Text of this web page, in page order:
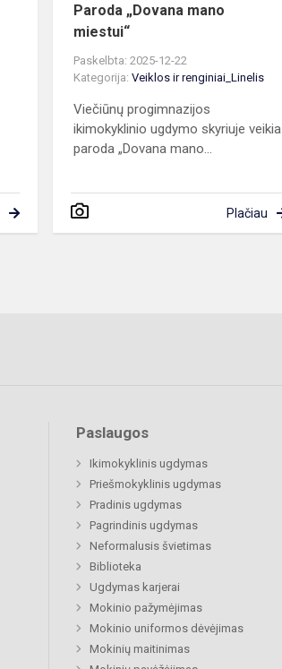
Paroda „Dovana mano
miestui“
Paskelbta: 2025-12-22
Kategorija:Veiklos ir renginiai_Linelis
Viečiūnų progimnazijos
ikimokyklinio ugdymo skyriuje veikia
paroda „Dovana mano...
Plačiau
Paslaugos
Ikimokyklinis ugdymas
Priešmokyklinis ugdymas
Pradinis ugdymas
Pagrindinis ugdymas
Neformalusis švietimas
Biblioteka
Ugdymas karjerai
Mokinio pažymėjimas
Mokinio uniformos dėvėjimas
Mokinių maitinimas